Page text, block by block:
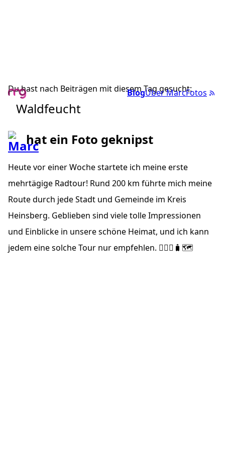
BlogÜber MarcFotos
Du hast nach Beiträgen mit diesem Tag gesucht:
Waldfeucht
hat ein Foto geknipst
Heute vor einer Woche startete ich meine erste
mehrtägige Radtour! Rund 200 km führte mich meine
Route durch jede Stadt und Gemeinde im Kreis
Heinsberg. Geblieben sind viele tolle Impressionen
und Einblicke in unsere schöne Heimat, und ich kann
jedem eine solche Tour nur empfehlen. 🚴🏼‍♂️🧳🗺